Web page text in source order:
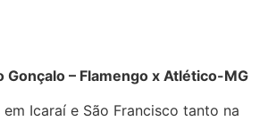
Gonçalo – Flamengo x Atlético-MG
Icaraí e São Francisco tanto na